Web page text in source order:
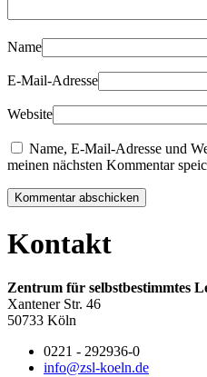
Name
E-Mail-Adresse
Website
Name, E-Mail-Adresse und
meinen nächsten Kommentar
Kommentar abschicken
Kontakt
Zentrum für selbstbestimmtes
Xantener Str. 46
50733 Köln
0221 - 292936-0
info@zsl-koeln.de